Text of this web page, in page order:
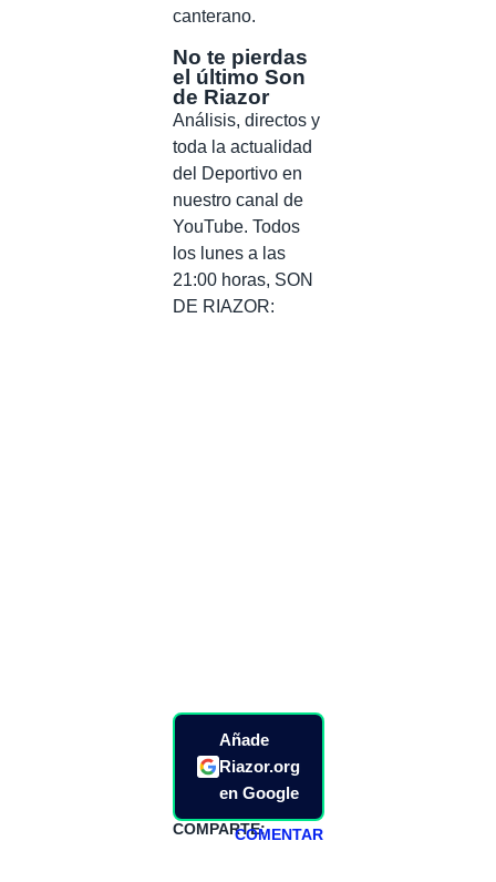
canterano.
No te pierdas
el último Son
de Riazor
Análisis, directos y
toda la actualidad
del Deportivo en
nuestro canal de
YouTube. Todos
los lunes a las
21:00 horas, SON
DE RIAZOR:
Añade
Riazor.org
en Google
COMPARTE:COMENTAR